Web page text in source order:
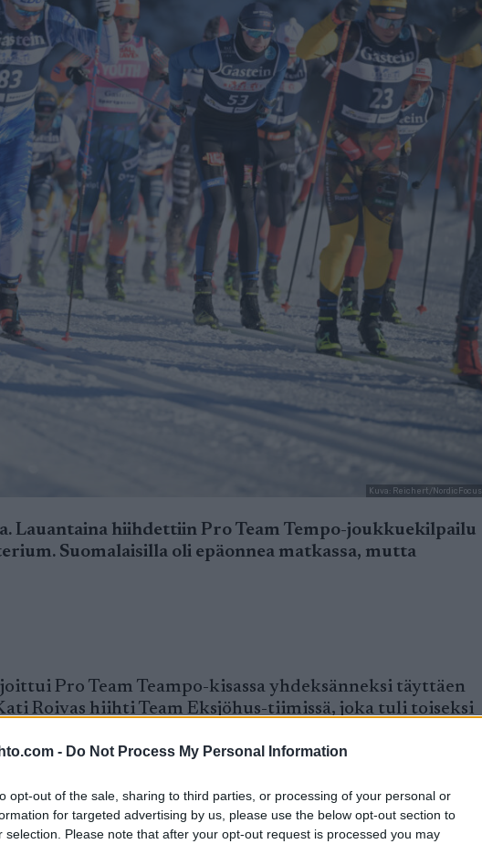
- Do Not Process My Personal Information
opt-out of the sale, sharing to third parties, or processing of your personal or
for targeted advertising by us, please use the below opt-out section to
selection. Please note that after your opt-out request is processed you may
Kuva: Reichert/NordicFocus
Lauantaina hiihdettiin Pro Team Tempo-joukkuekilpailu
Suomalaisilla oli epäonnea matkassa, mutta
Pro Team Teampo-kisassa yhdeksänneksi täyttäen
Roivas hiihti Team Eksjöhus-tiimissä, joka tuli toiseksi
Classics-kauden avauksessa Bad Gasteinissa
36 kilometrin yhteislähtökisassa. Suomalaisilla